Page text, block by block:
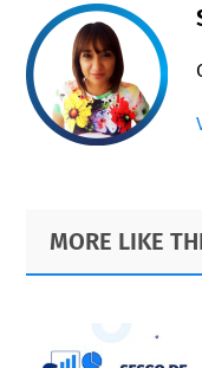
Primary
Sidebar
Footer
MORE LIKE